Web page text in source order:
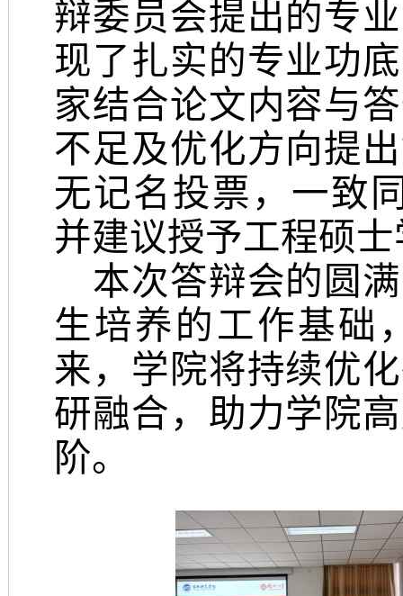
辩委员会提出的专
现了扎实的专业功
家结合论文内容与
不足及优化方向提
无记名投票，一致
并建议授予工程硕
本次答辩会的圆
生培养的工作基础
来，学院将持续优
研融合，助力学院
阶。